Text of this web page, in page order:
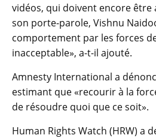
vidéos, qui doivent encore être
son porte-parole, Vishnu
comportement par les forces
inacceptable», a-t-il ajouté.
Amnesty International a
estimant que «recourir à la
de résoudre quoi que ce soit».
Human Rights Watch (HRW) a